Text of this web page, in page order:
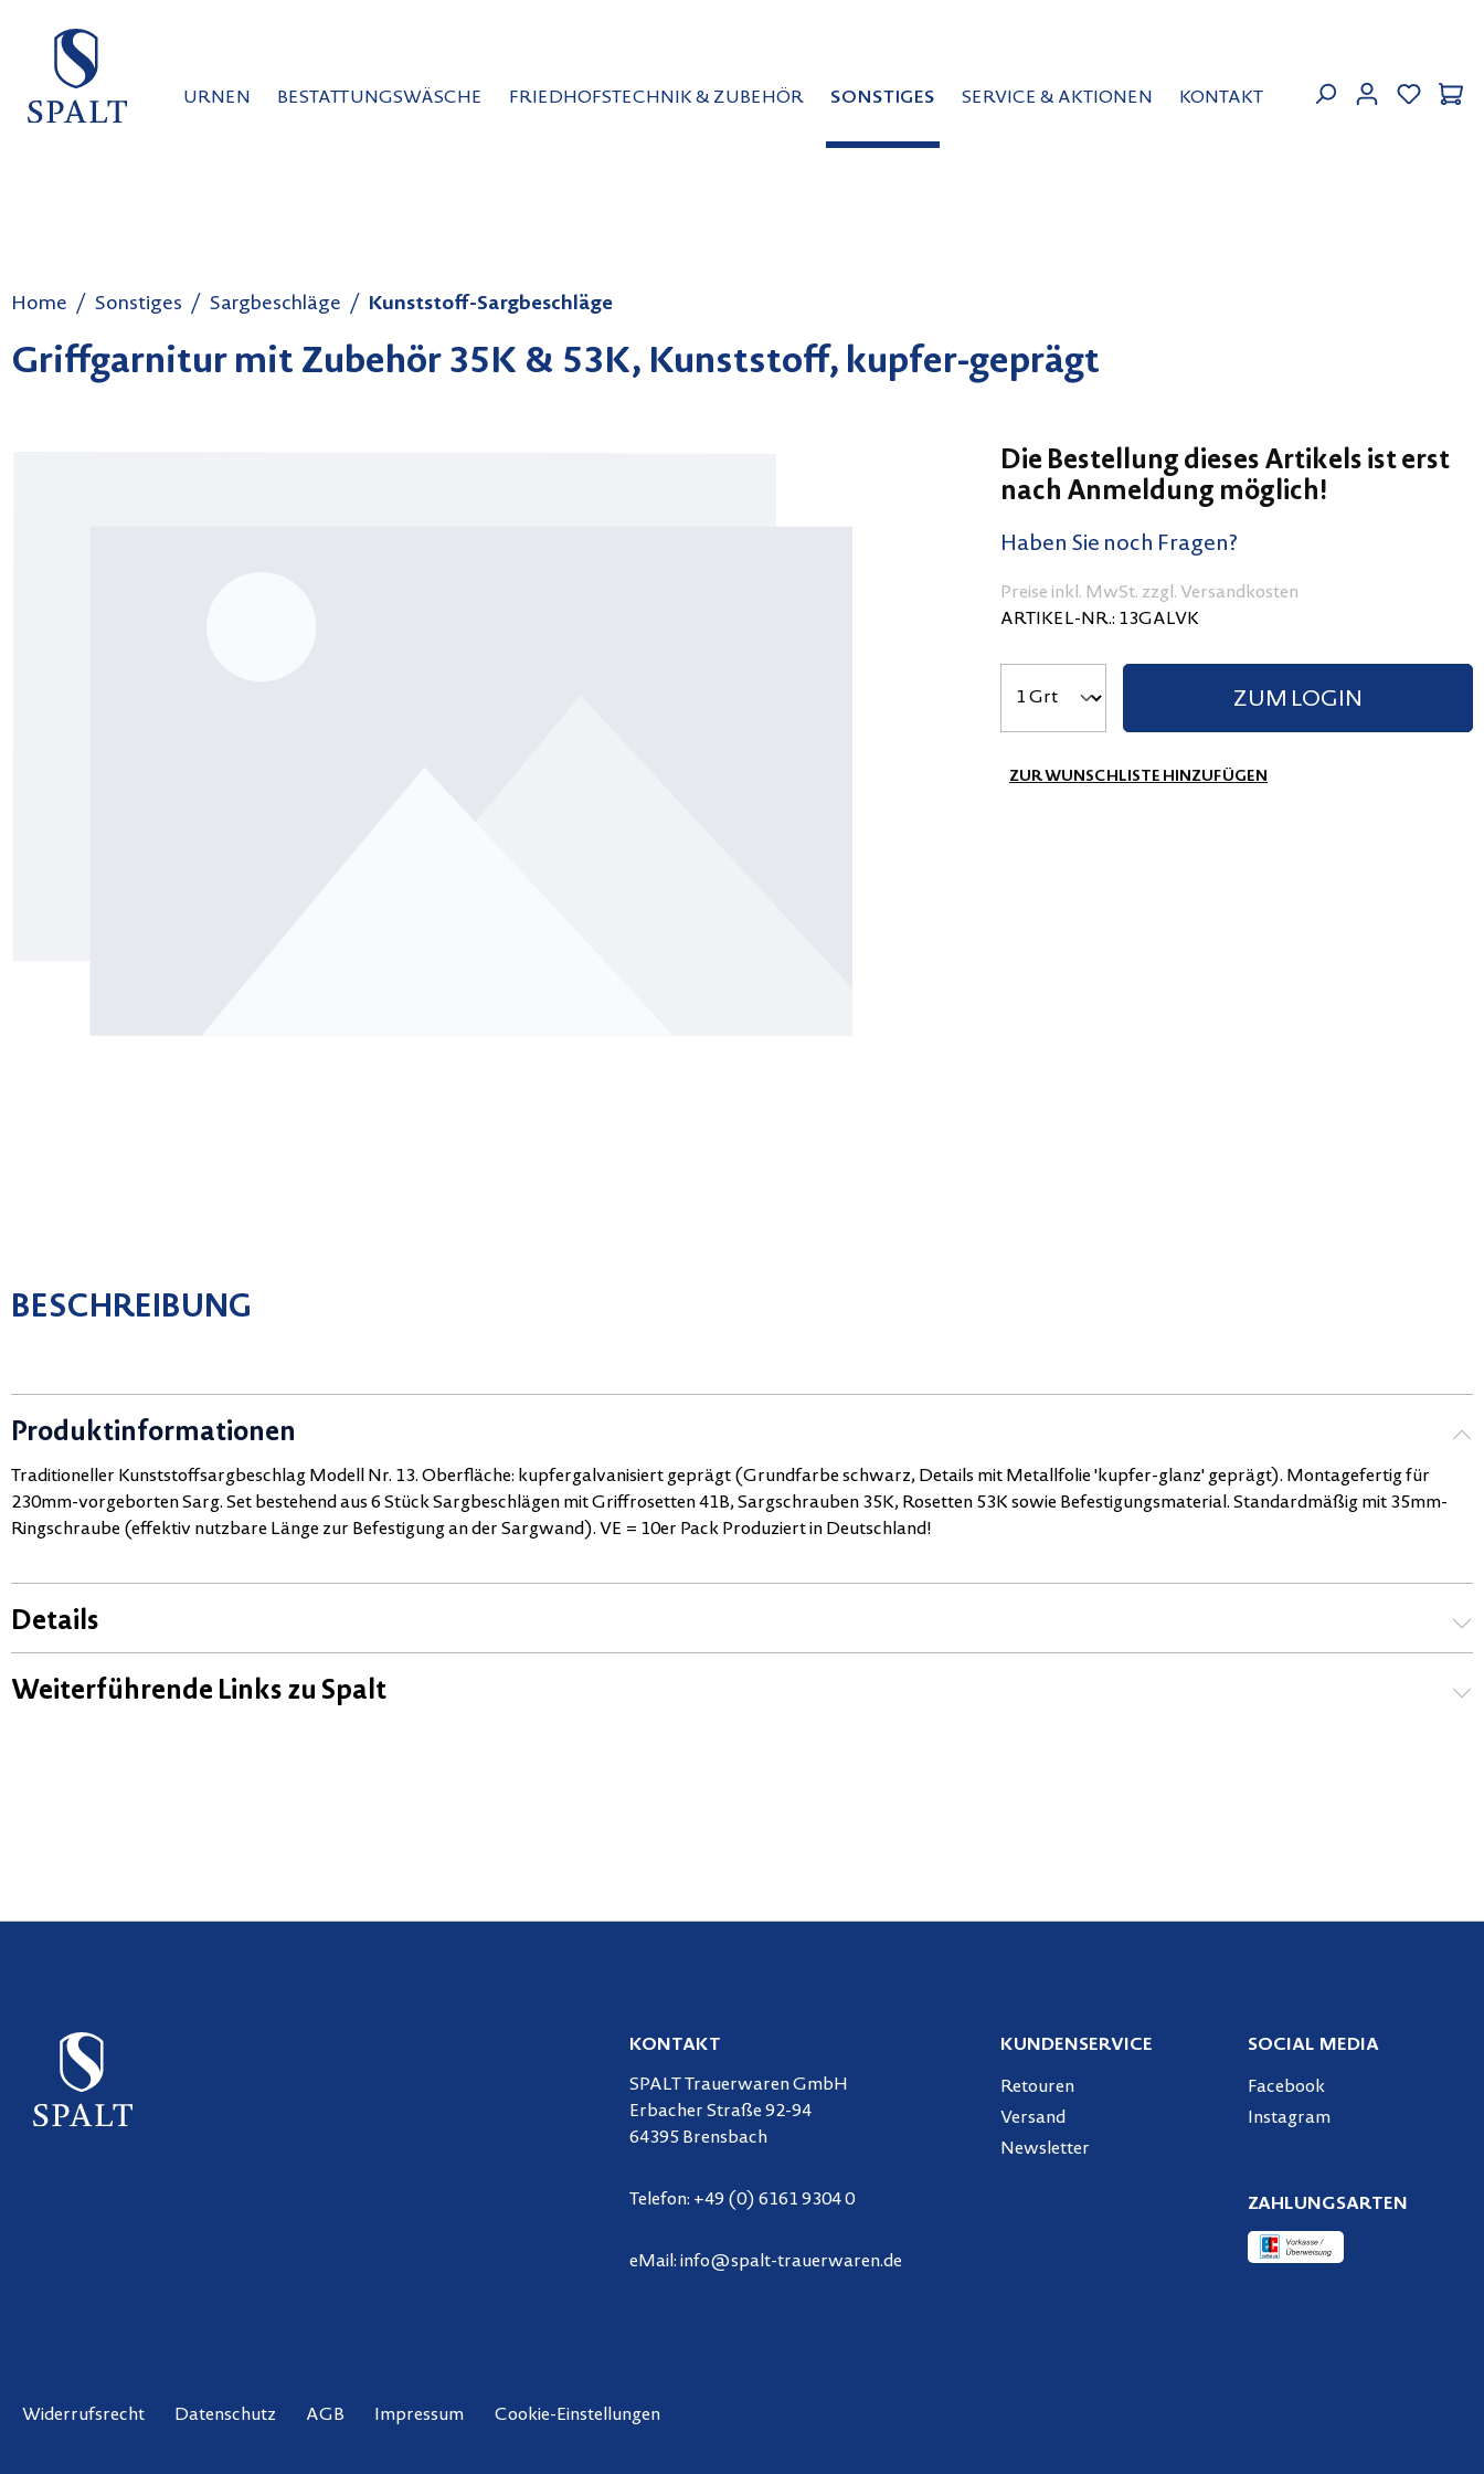
springen
Zur Suche springen
Zur Hauptnavigation springen
URNEN BESTATTUNGSWÄSCHE FRIEDHOFSTECHNIK & ZUBEHÖR SONSTIGES SERVICE & AKTIONEN KONTAKT
MEIN
Home Sonstiges Sargbeschläge Kunststoff-Sargbeschläge
Griffgarnitur mit Zubehör 35K & 53K, Kunststoff, kupfer-geprägt
Die Bestellung dieses Artikels ist erst
nach Anmeldung möglich!
Haben Sie noch Fragen?
Preise inkl. MwSt. zzgl. Versandkosten
ARTIKEL-NR.: 13GALVK
ZUM LOGIN
ZUR WUNSCHLISTE HINZUFÜGEN
BESCHREIBUNG
Produktinformationen
Traditioneller Kunststoffsargbeschlag Modell Nr. 13. Oberfläche: kupfergalvanisiert geprägt (Grundfarbe schwarz, Details mit Metallfolie 'kupfer-glanz' geprägt). Montagefertig für
230mm-vorgeborten Sarg. Set bestehend aus 6 Stück Sargbeschlägen mit Griffrosetten 41B, Sargschrauben 35K, Rosetten 53K sowie Befestigungsmaterial. Standardmäßig mit 35mm-
Ringschraube (effektiv nutzbare Länge zur Befestigung an der Sargwand). VE = 10er Pack Produziert in Deutschland!
Details
Weiterführende Links zu Spalt
KONTAKT
SPALT Trauerwaren GmbH
Erbacher Straße 92-94
64395 Brensbach
Telefon: +49 (0) 6161 9304 0
eMail: info@spalt-trauerwaren.de
KUNDENSERVICE
Retouren
Versand
Newsletter
SOCIAL MEDIA
Facebook
Instagram
ZAHLUNGSARTEN
Widerrufsrecht Datenschutz AGB Impressum Cookie-Einstellungen